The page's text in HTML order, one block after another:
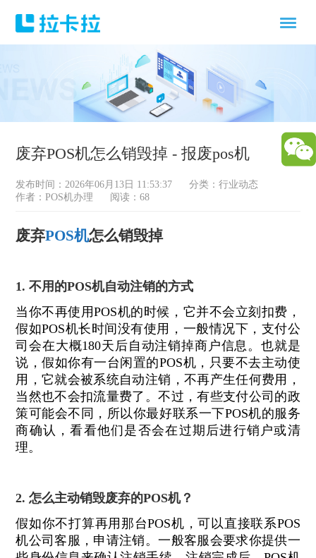
废弃POS机怎么销毁掉 - 报废pos机
发布时间：2026年06月13日 11:53:37 分类：行业动态
作者：POS机办理
阅读：68
废弃POS机怎么销毁掉
1. 不用的POS机自动注销的方式
当你不再使用POS机的时候，它并不会立刻扣费，
假如POS机长时间没有使用，一般情况下，支付公
司会在大概180天后自动注销掉商户信息。也就是
说，假如你有一台闲置的POS机，只要不去主动使
用，它就会被系统自动注销，不再产生任何费用，
当然也不会扣流量费了。不过，有些支付公司的政
策可能会不同，所以你最好联系一下POS机的服务
商确认，看看他们是否会在过期后进行销户或清
理。
2. 怎么主动销毁废弃的POS机？
假如你不打算再用那台POS机，可以直接联系POS
机公司客服，申请注销。一般客服会要求你提供一